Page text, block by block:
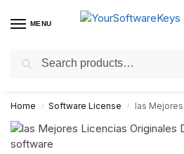
MENU
Fast Email Delivery. Receive your
Home / Software License / las Mejores